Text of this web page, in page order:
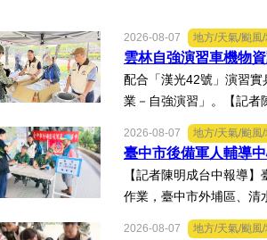
2026-08-07 地方/天氣/颱風
雲林自強演習車機物
配合「漢光42號」演習
業－自強演習」。【記者
2026-08-07 地方/天氣/颱風
臺中市後備軍人輔導
【記者陳明成台中報導
作業，臺中市外埔區、清
2026-08-07 地方/天氣/颱風